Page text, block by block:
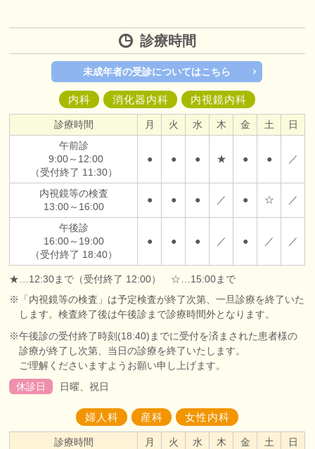
診療時間
未成年者の受診についてはこちら
内科 消化器内科 内視鏡内科
診療時間 月 火 水 木 金 土
日
午前診
9:00～12:00
（受付終了 11:30）
● ● ● ★ ● ● ／
内視鏡等の検査
13:00～16:00
● ● ● ／ ● ☆ ／
午後診
16:00～19:00
（受付終了 18:40）
● ● ● ／ ● ／ ／
★…12:30まで（受付終了 12:00） ☆…15:00まで
※「内視鏡等の検査」は予定検査が終了次第、一旦診療を終了いた
します。検査終了後は午後診まで診療時間外となります。
※午後診の受付終了時刻(18:40)までに受付を済まされた患者様の
診療が終了し次第、当日の診療を終了いたします。
ご理解くださいますようお願い申し上げます。
休診日
日曜、祝日
婦人科 産科 女性内科
診療時間 月 火 水 木 金 土
日